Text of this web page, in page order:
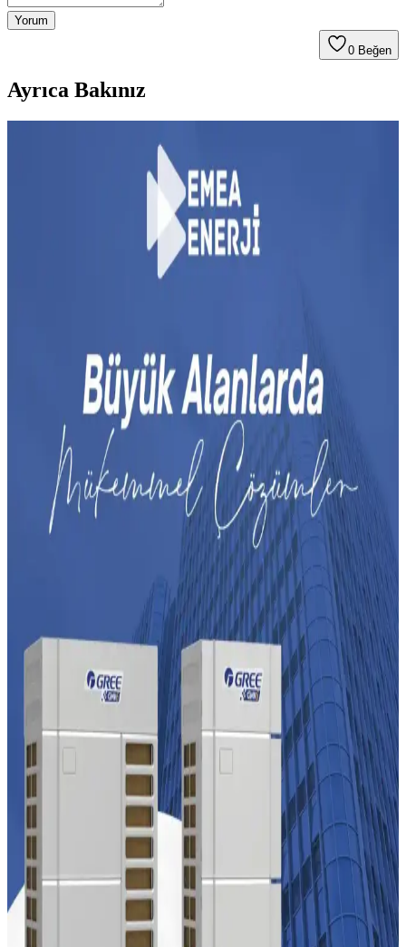
Yorum
0 Beğen
Ayrıca Bakınız
Eski R-22 Klimaların Verimlilik Sorunları ve Kiralık
Evlerde Bakım Zorlukları
Kiralık evlerde kullanılan eski R-22 klimalar, fiziksel hasar, yetersiz
kapasite ve pahalı bakım nedeniyle verimlilik sorunları yaşar.
Sistemlerin yenilenmesi uzun vadede avantaj sağlar.
Klima Ünitesinin Etrafında Bırakılması Gereken
tasarrufu sağlar ve ömrünü uzatır.
Klima Ünitesinden Gelen Metalik Seslerin Nedenleri
ve Normalliği Hakkında Detaylı İnceleme
Klima ünitelerinden gelen metalik sesler genellikle inverter
teknolojisi ve defrost döngüsünden kaynaklanır. Ancak sürekli ve
yüksek sesler mekanik arızaların işareti olabilir. Uzman kontrolü
Klimalarda Evaporatör Buzlanması ve Etkili
Klimalarda evaporatör üzerindeki buzlanma, düşük dış sıcaklık ve
yetersiz hava akışı nedeniyle oluşur. Düzenli bakım ve uygun
kullanım modlarıyla buzlanma önlenebilir.
Klima Sembollerinin Anlaşılması ve Doğru
Kullanım Rehberi
Klimalarda kullanılan sembollerin anlamları ve doğru yorumlanması,
cihazın verimli kullanımı için önemlidir. Yanlış anlamalar önlenmeli
ve kullanım kılavuzları dikkatle incelenmelidir.
Midea Pencere Tipi Klimaların Performans
Sorunları ve Kullanıcı Deneyimleri Üzerine Analiz
Midea pencere tipi klimaların iç sıcaklık sensörleri ve kapasite
uyumsuzlukları nedeniyle yaşanan performans sorunları, kullanıcı
deneyimleri ve çözüm önerileri kapsamlı şekilde ele alınıyor.
Altus Enerji Verimli Klimalar: Teknoloji ve
Tasarrufun Birleşimi